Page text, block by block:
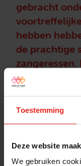
Toestemming
Deze website
We gebruiken
gebracht
hebben
de prachtige
vrijwilligers
middag.
Lees